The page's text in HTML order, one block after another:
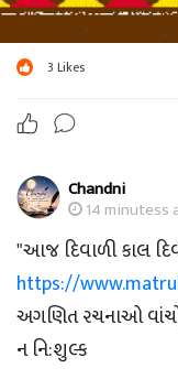
3 Likes
Chandni
14 minutess
"આજ દિવાળી કાલ
https://
અગણિત રચનાઓ
ન નિ:શુલ્ક